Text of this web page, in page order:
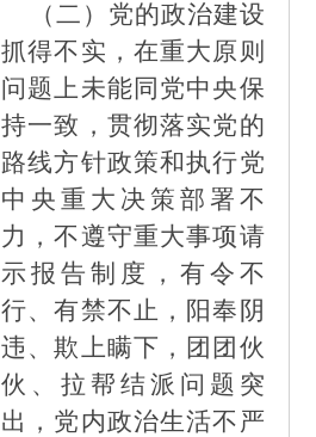
（二） 党的政治建设
抓得不实，在重大原则
问题上未能同党中央保
持一致，贯彻落实党的
路线方针政策和执行党
中央重大决策部署不
力，不遵守重大事项请
示报告制度，有令不
行、有禁不止，阳奉阴
违、欺上瞒下，团团伙
伙、拉帮结派问题突
出，党内政治生活不严